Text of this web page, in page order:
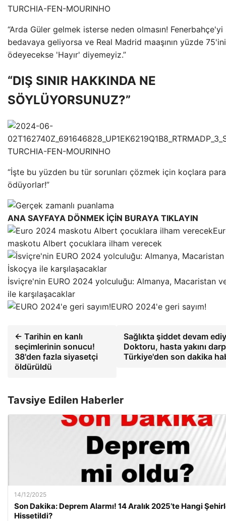
“Arda Güler gelmek isterse neden olmasın!
bedavaya geliyorsa ve Real Madrid maaşının yüzde 75'ini
ödeyecekse 'Hayır' diyemeyiz.”
“DIŞ SINIR HAKKINDA NE
SÖYLÜYORSUNUZ?”
“İşte bu yüzden bu tür sorunları çözmek için koçlara para
ödüyorlar!”
ANA SAYFAYA DÖNMEK İÇİN BURAYA TIKLAYIN
maskotu Albert çocuklara ilham verecek
İsviçre'nin EURO 2024 yolculuğu: Almanya, Macaristan
ile karşılaşacaklar
EURO 2024'e geri sayım!
← Tarihin en kanlı
seçimlerinin sonucu!
38'den fazla siyasetçi
öldürüldü
Sağlıkta şiddet devam
Doktoru, hasta yakını
Türkiye'den son dakika
Tavsiye Edilen Haberler
14/12/2025
Son Dakika: Deprem Alarmı! 14 Aralık 2025’te Hangi
Hissetildi?